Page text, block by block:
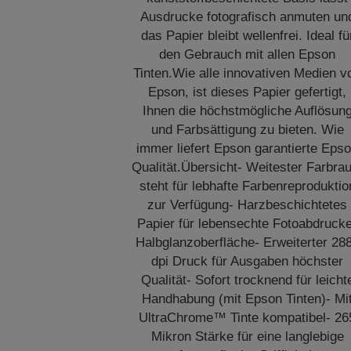
Ausdrucke fotografisch anmuten
das Papier bleibt wellenfrei. Ideal
den Gebrauch mit allen Epson
Tinten.Wie alle innovativen Medien
Epson, ist dieses Papier gefertigt,
Ihnen die höchstmögliche
und Farbsättigung zu bieten. Wie
immer liefert Epson garantierte
Qualität.Übersicht- Weitester
steht für lebhafte
zur Verfügung- Harzbeschichtetes
Papier für lebensechte
Halbglanzoberfläche- Erweiterter
dpi Druck für Ausgaben höchster
Qualität- Sofort trocknend für
Handhabung (mit Epson Tinten)-
UltraChrome™ Tinte kompatibel-
Mikron Stärke für eine langlebige